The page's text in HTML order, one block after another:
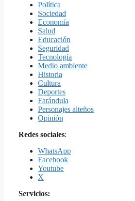
Política
Sociedad
Economía
Salud
Educación
Seguridad
Tecnología
Medio ambiente
Historia
Cultura
Deportes
Farándula
Personajes alteños
Opinión
Redes sociales:
WhatsApp
Facebook
Youtube
X
Servicios: